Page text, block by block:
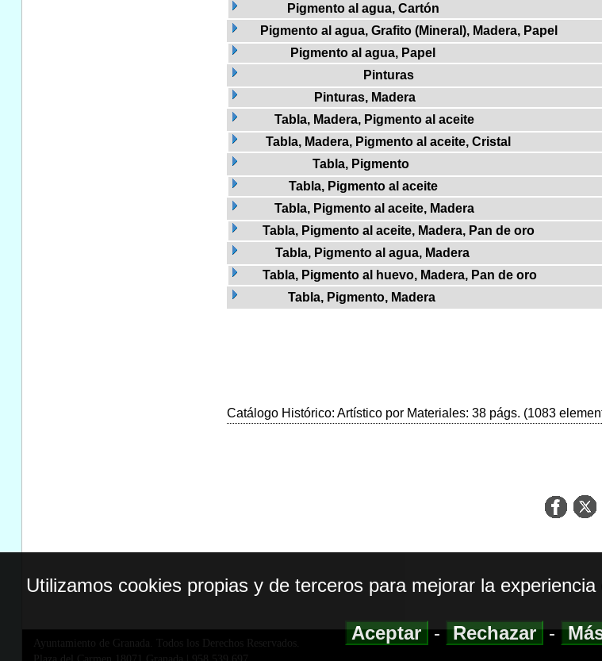
Pigmento al agua, Cartón
Pigmento al agua, Grafito (Mineral), Madera, Papel
Pigmento al agua, Papel
Pinturas
Pinturas, Madera
Tabla, Madera, Pigmento al aceite
Tabla, Madera, Pigmento al aceite, Cristal
Tabla, Pigmento
Tabla, Pigmento al aceite
Tabla, Pigmento al aceite, Madera
Tabla, Pigmento al aceite, Madera, Pan de oro
Tabla, Pigmento al agua, Madera
Tabla, Pigmento al huevo, Madera, Pan de oro
Tabla, Pigmento, Madera
Catálogo Histórico: Artístico por Materiales: 38 págs. (1083
Ayuntamiento de Granada. Todos los Derechos Reservados.
Utilizamos cookies propias y de terceros para mejorar la
Aceptar-Rechazar-